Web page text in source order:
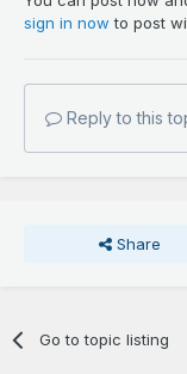
sign in now to post
Reply to this
Share
Go to topic listing